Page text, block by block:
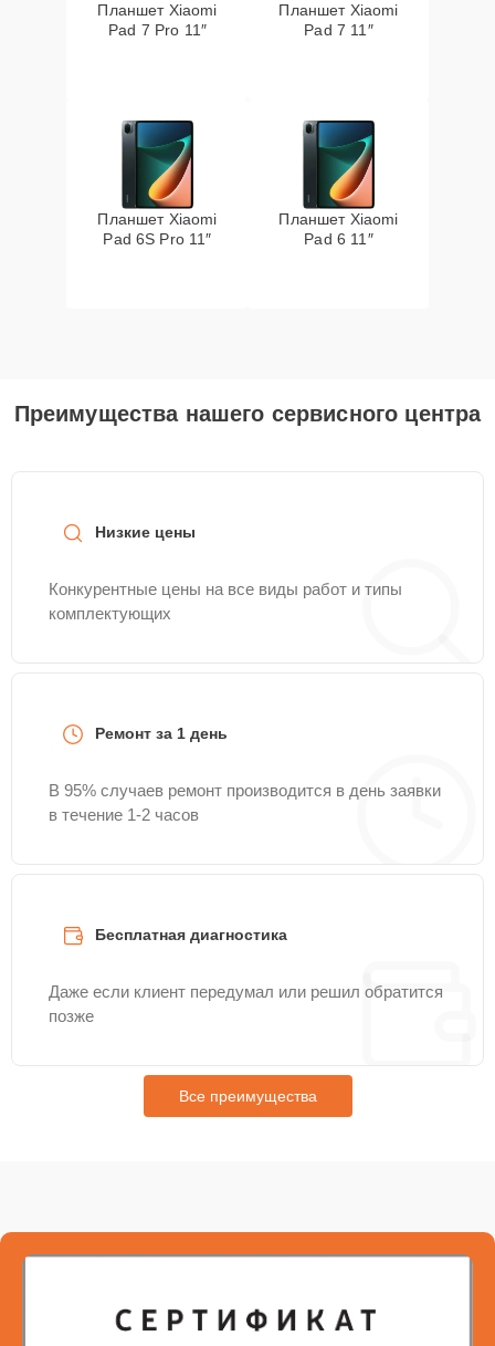
Планшет Xiaomi
Pad 7 Pro 11″
Планшет Xiaomi
Pad 7 11″
Планшет Xiaomi
Pad 6S Pro 11″
Планшет Xiaomi
Pad 6 11″
Преимущества нашего сервисного центра
Низкие цены
Конкурентные цены на все виды работ и типы
комплектующих
Ремонт за 1 день
В 95% случаев ремонт производится в день заявки
в течение 1-2 часов
Бесплатная диагностика
Даже если клиент передумал или решил обратится
позже
Все преимущества